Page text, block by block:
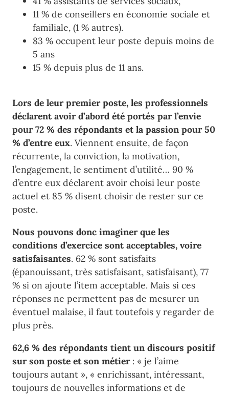
11 % de conseillers en économie sociale et
familiale, (1 % autres).
83 % occupent leur poste depuis moins de
5 ans
15 % depuis plus de 11 ans.
Lors de leur premier poste, les professionnels
déclarent avoir d’abord été portés par l’envie
pour 72 % des répondants et la passion pour 50
% d’entre eux. Viennent ensuite, de façon
récurrente, la conviction, la motivation,
l’engagement, le sentiment d’utilité… 90 %
d’entre eux déclarent avoir choisi leur poste
actuel et 85 % disent choisir de rester sur ce
poste.
Nous pouvons donc imaginer que les
conditions d’exercice sont acceptables, voire
satisfaisantes. 62 % sont satisfaits
(épanouissant, très satisfaisant, satisfaisant), 77
% si on ajoute l’item acceptable. Mais si ces
réponses ne permettent pas de mesurer un
éventuel malaise, il faut toutefois y regarder de
plus près.
62,6 % des répondants tient un discours positif
sur son poste et son métier: « je l’aime
toujours autant », « enrichissant, intéressant,
toujours de nouvelles informations et de